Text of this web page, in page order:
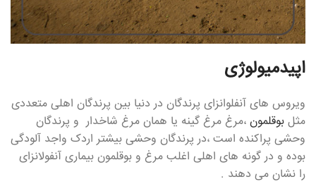
اپیدمیولوژی
ویروس های آنفلوانزای پرندگان در دنیا بین پرندگان اهلی متعددی
مثل بوقلمون ،مرغ مرغ گینه یا همان مرغ شاخدار و پرندگان
وحشی پراکنده است ،در پرندگان وحشی بیشتر اردک واجد آلودگی
بوده و در گونه های اهلی اغلب مرغ و بوقلمون بیماری آنفولانزای
را نشان می دهند .